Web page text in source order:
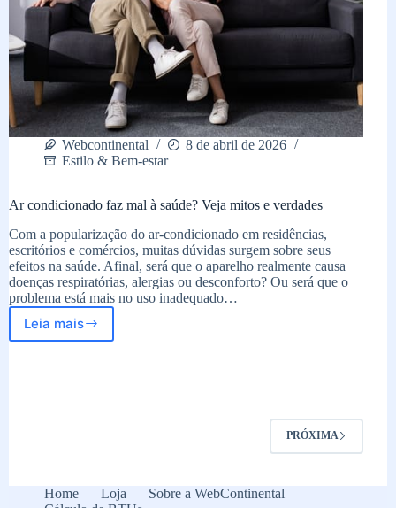
Webcontinental
8 de abril de 2026
Estilo & Bem-estar
Ar condicionado faz mal à saúde? Veja mitos e verdades
Com a popularização do ar-condicionado em residências,
escritórios e comércios, muitas dúvidas surgem sobre seus
efeitos na saúde. Afinal, será que o aparelho realmente causa
doenças respiratórias, alergias ou desconforto? Ou será que o
problema está mais no uso inadequado…
Leia mais
Ar
PRÓXIMA
Home Loja
Sobre a WebContinental